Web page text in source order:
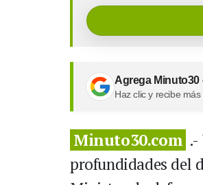
Agrega
Haz clic y recibe
Minuto30.com
profundidades del